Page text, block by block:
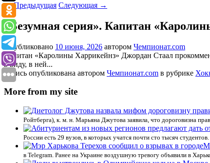
←Предыдущая Следующая →
«Безумная серия». Капитан
Опубликовано 10 июня, 2026 автором Чемпионат.com
Капитан «Каролины Харрикейнз» Джордан Стаал
в виду, в ней...
Запись опубликована автором Чемпионат.com в рубрике
More from my site
Ройтберга), к. м. н. Марьяна Джутова заявила, что дороговизна
России есть 29 вузов, в которых учатся почти сто тысяч студентов.
в Telegram. Ранее на Украине воздушную тревогу объявили в